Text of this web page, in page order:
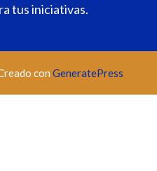
tus iniciativas.
con GeneratePress